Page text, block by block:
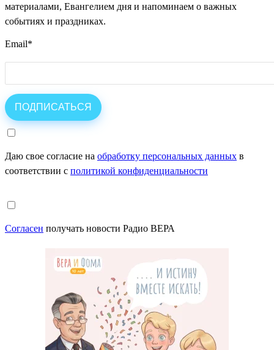
материалами, Евангелием дня и напоминаем о важных
событиях и праздниках.
Email*
Даю свое согласие на обработку персональных данных в
соответствии с политикой конфиденциальности
Согласен получать новости Радио ВЕРА